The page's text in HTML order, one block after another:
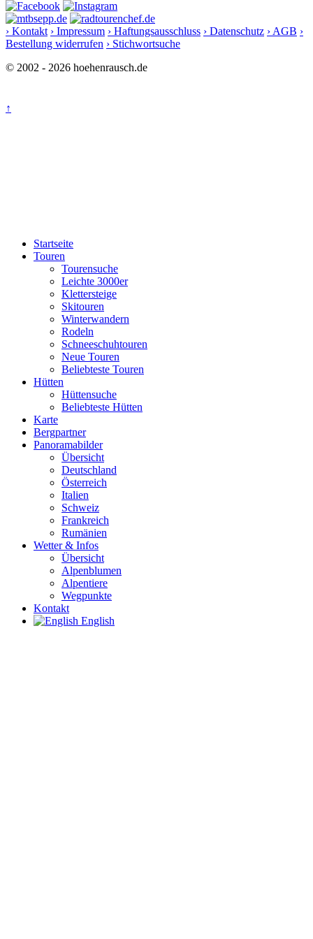
› Kontakt › Impressum › Haftungsausschluss › Datenschutz › AGB ›
Bestellung widerrufen › Stichwortsuche
© 2002 - 2026 hoehenrausch.de
↑
Startseite
Touren
Tourensuche
Leichte 3000er
Klettersteige
Skitouren
Winterwandern
Rodeln
Schneeschuhtouren
Neue Touren
Beliebteste Touren
Hütten
Hüttensuche
Beliebteste Hütten
Karte
Bergpartner
Panoramabilder
Übersicht
Deutschland
Österreich
Italien
Schweiz
Frankreich
Rumänien
Wetter & Infos
Übersicht
Alpenblumen
Alpentiere
Wegpunkte
Kontakt
English